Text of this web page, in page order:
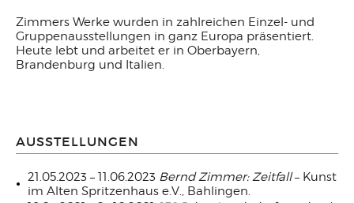
Zimmers Werke wurden in zahlreichen Einzel- und
Gruppenausstellungen in ganz Europa präsentiert.
Heute lebt und arbeitet er in Oberbayern,
Brandenburg und Italien.
AUSSTELLUNGEN
21.05.2023 – 11.06.2023 Bernd Zimmer: Zeitfall– Kunst
im Alten Spritzenhaus e.V., Bahlingen.